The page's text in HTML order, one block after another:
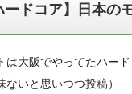
ードコア】日本の
は大阪でやってたハー
ないと思いつつ投稿）